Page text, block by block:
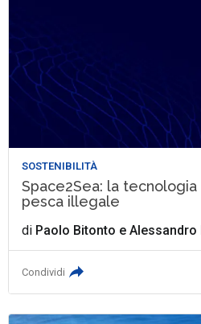
SOSTENIBILITÀ
Space2Sea: la
pesca illegale
di Paolo Bitonto eAlessandro
Condividi